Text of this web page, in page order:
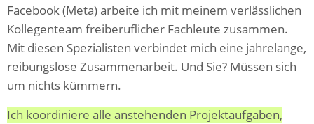
Facebook (Meta) arbeite ich mit meinem verlässlichen
Kollegenteam freiberuflicher Fachleute zusammen.
Mit diesen Spezialisten verbindet mich eine jahrelange,
reibungslose Zusammenarbeit. Und Sie? Müssen sich
um nichts kümmern.
Ich koordiniere alle anstehenden Projektaufgaben,